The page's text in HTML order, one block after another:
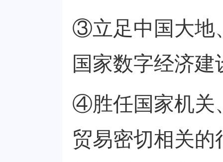
③立足中国大地
国家数字经济
④胜任国家机关
贸易密切相关